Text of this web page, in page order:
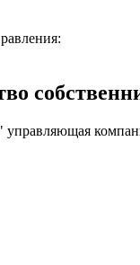
управляющая